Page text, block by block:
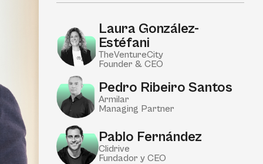
Laura González-
Estéfani
TheVentureCity
Founder & CEO
Pedro Ribeiro Santos
Armilar
Managing Partner
Pablo Fernández
Clidrive
Fundador y CEO